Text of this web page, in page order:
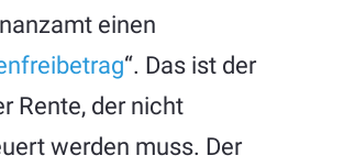
einen
“. Das ist der
Rente, der nicht
werden muss. Der